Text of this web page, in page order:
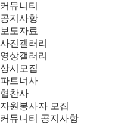
커뮤니티
공지사항
보도자료
사진갤러리
영상갤러리
상시모집
파트너사
협찬사
자원봉사자 모집
커뮤니티 공지사항